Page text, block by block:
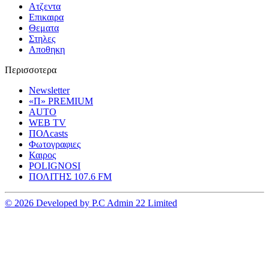
Ατζεντα
Επικαιρα
Θεματα
Στηλες
Αποθηκη
Περισσοτερα
Newsletter
«Π» PREMIUM
AUTO
WEB TV
ΠΟΛcasts
Φωτογραφιες
Καιρος
POLIGNOSI
ΠΟΛΙΤΗΣ 107.6 FM
© 2026 Developed by P.C Admin 22 Limited